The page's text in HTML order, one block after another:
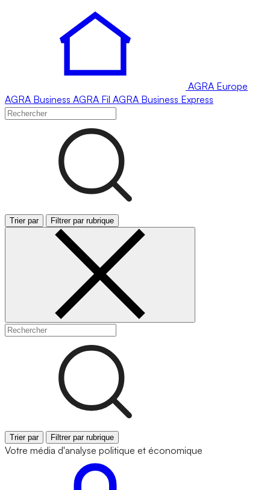
AGRA Europe
AGRA Business AGRA Fil AGRA Business Express
Trier par Filtrer par rubrique
Trier par Filtrer par rubrique
Votre média d'analyse politique et économique